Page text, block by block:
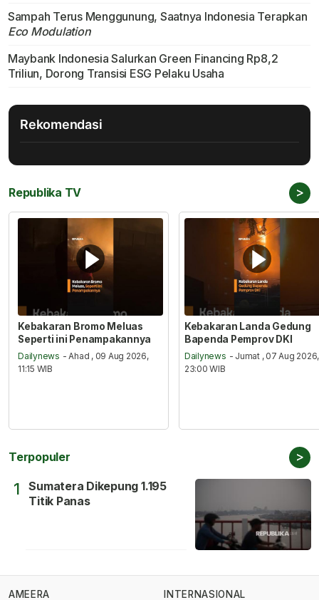
Sampah Terus Menggunung, Saatnya Indonesia Terapkan
Eco Modulation
Maybank Indonesia Salurkan Green Financing Rp8,2
Triliun, Dorong Transisi ESG Pelaku Usaha
Rekomendasi
Republika TV >
Kebakaran Bromo Meluas
Seperti ini Penampakannya
Dailynews - Ahad , 09 Aug 2026,
11:15 WIB
Kebakaran Landa Gedung
Bapenda Pemprov DKI
Dailynews - Jumat , 07 Aug 2026,
23:00 WIB
Terpopuler >
1
Sumatera Dikepung 1.195
Titik Panas
AMEERA INTERNASIONAL